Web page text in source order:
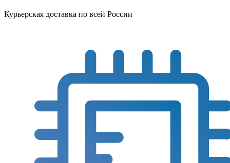
Курьерская доставка по всей России